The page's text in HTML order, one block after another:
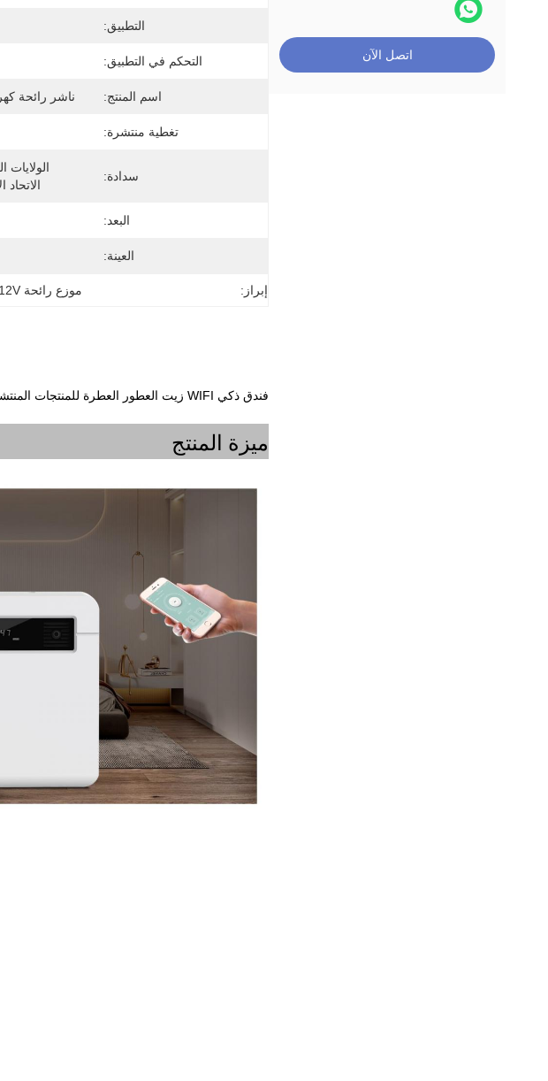
اتصل الآن
التطبيق:
التحكم في التطبيق:
اسم المنتج: ناشر رائحة
تغطية منتشرة:
سدادة:
الولايات
الاتحاد
البعد:
العينة:
إبراز: موزع رائحة HVAC DC12V
فندق ذكي WIFI زيت العطور العطرة للمنتجات المنتشرة المزخرفة العطرة المزخرفة المزخرفة De Aroma 200Ml Hvac Diffuser
ميزة المنتج